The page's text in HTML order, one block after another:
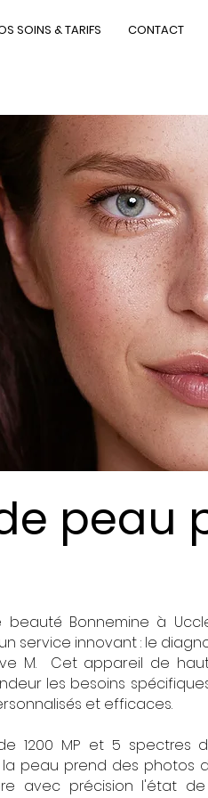
SOINS & TARIFS CONTACT
peau
Bonnemine à
service innovant : le
M. Cet appareil de
les besoins
et efficaces.
1200 MP et 5 spectres
peau prend des photos
avec précision l'état